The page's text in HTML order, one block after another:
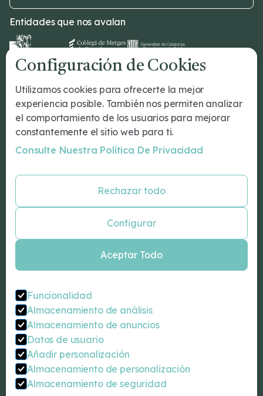
Entidades que nos avalan
Dr Romeu
¿Tu primera cita?
Tratamientos
Conócenos
Blog
Psiquiatría Barcelona
Neuropsicología Barcelona
Psicologo infantil Barcelona
Coaching personal Barcelona
Contacta
Carrer de Balmes, 92, 2-1 (BCN)
932 07 18 00
info@drromeu.net
Configuración de Cookies
Utilizamos cookies para ofrecerte la mejor
experiencia posible. También nos permiten analizar
el comportamiento de los usuarios para mejorar
constantemente el sitio web para ti.
Consulte Nuestra Política De Privacidad
Rechazar todo
Configurar
Aceptar Todo
Funcionalidad
Almacenamiento de análisis
Almacenamiento de anuncios
Datos de usuario
Añadir personalización
Almacenamiento de personalización
Almacenamiento de seguridad